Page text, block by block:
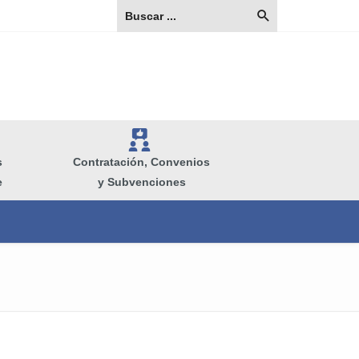
V
Contratación, Convenios
y Subvenciones